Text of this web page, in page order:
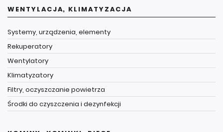
WENTYLACJA, KLIMATYZACJA
Systemy, urządzenia, elementy
Rekuperatory
Wentylatory
Klimatyzatory
Filtry, oczyszczanie powietrza
Środki do czyszczenia i dezynfekcji